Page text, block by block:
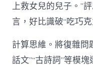
上救女兒的兒子。”
言，好比識破“吃巧
計算思維。將復雜問
話文”“古詩詞”等模塊